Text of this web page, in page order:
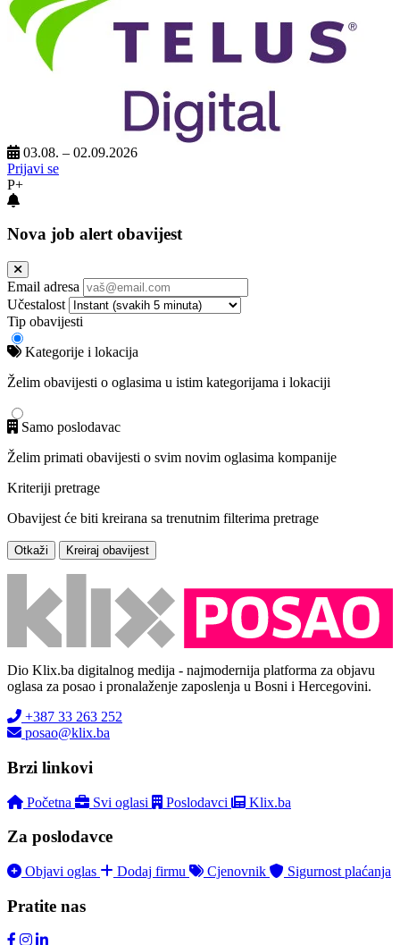
03.08. – 02.09.2026
Prijavi se
P+
Nova job alert obavijest
Email adresa
Učestalost
Tip obavijesti
Kategorije i lokacija
Želim obavijesti o oglasima u istim kategorijama i lokaciji
Samo poslodavac
Želim primati obavijesti o svim novim oglasima kompanije
Kriteriji pretrage
Obavijest će biti kreirana sa trenutnim filterima pretrage
Otkaži Kreiraj obavijest
Dio Klix.ba digitalnog medija - najmodernija platforma za objavu
oglasa za posao i pronalaženje zaposlenja u Bosni i Hercegovini.
+387 33 263 252
posao@klix.ba
Brzi linkovi
Početna Svi oglasi Poslodavci Klix.ba
Za poslodavce
Objavi oglas Dodaj firmu Cjenovnik Sigurnost plaćanja
Pratite nas